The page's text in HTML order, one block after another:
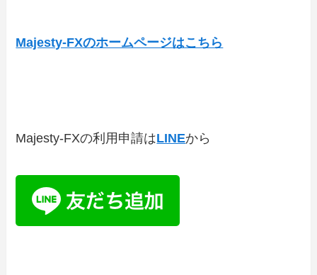
Majesty-FXのホームページはこちら
Majesty-FXの利用申請はLINEから